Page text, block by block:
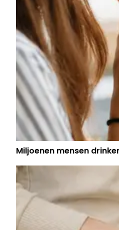
Miljoenen mensen